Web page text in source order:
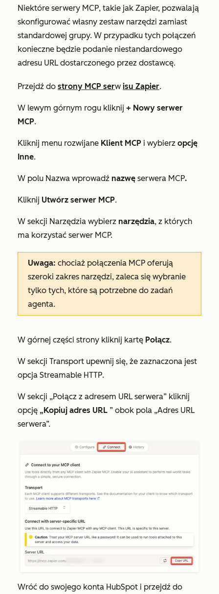
Niektóre serwery MCP, takie jak Zapier, pozwalają
skonfigurować własny zestaw narzędzi zamiast
standardowej grupy. W przypadku tych połączeń
konieczne będzie podanie niestandardowego
adresu URL dostarczonego przez dostawcę.
Przejdź do strony MCP serw isu Zapier.
W lewym górnym rogu kliknij + Nowy serwer
MCP.
Kliknij menu rozwijane Klient MCP i wybierz opcję
Inne.
W polu Nazwa wprowadź nazwę serwera MCP.
Kliknij Utwórz serwer MCP.
W sekcji Narzędzia wybierz narzędzia, z których
ma korzystać serwer MCP.
Uwaga: chociaż połączenia MCP oferują
szeroki zakres narzędzi, zaleca się wybranie
tylko tych, które są potrzebne do zadań
agenta.
W górnej części strony kliknij kartę Połącz.
W sekcji Transport upewnij się, że zaznaczona jest
opcja Streamable HTTP.
W sekcji „Połącz z adresem URL serwera” kliknij
opcję „Kopiuj adres URL ” obok pola „Adres URL
serwera”.
Wróć do swojego konta HubSpot i przejdź do